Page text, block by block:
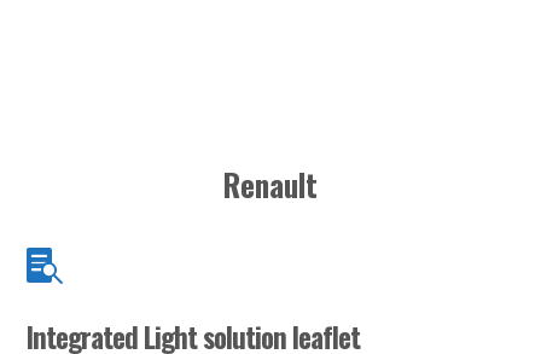
Renault

Integrated Light solution leaflet